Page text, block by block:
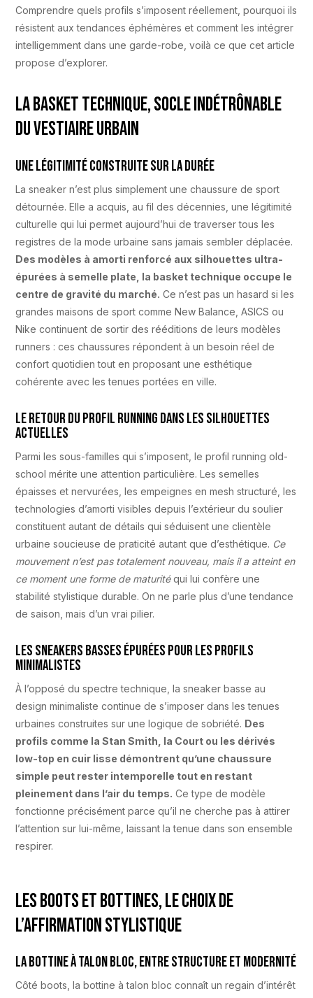
Comprendre quels profils s’imposent réellement, pourquoi ils
résistent aux tendances éphémères et comment les intégrer
intelligemment dans une garde-robe, voilà ce que cet article
propose d’explorer.
La basket technique, socle indétrônable
du vestiaire urbain
Une légitimité construite sur la durée
La sneaker n’est plus simplement une chaussure de sport
détournée. Elle a acquis, au fil des décennies, une légitimité
culturelle qui lui permet aujourd’hui de traverser tous les
registres de la mode urbaine sans jamais sembler déplacée.
Des modèles à amorti renforcé aux silhouettes ultra-
épurées à semelle plate, la basket technique occupe le
centre de gravité du marché. Ce n’est pas un hasard si les
grandes maisons de sport comme New Balance, ASICS ou
Nike continuent de sortir des rééditions de leurs modèles
runners : ces chaussures répondent à un besoin réel de
confort quotidien tout en proposant une esthétique
cohérente avec les tenues portées en ville.
Le retour du profil running dans les silhouettes
actuelles
Parmi les sous-familles qui s’imposent, le profil running old-
school mérite une attention particulière. Les semelles
épaisses et nervurées, les empeignes en mesh structuré, les
technologies d’amorti visibles depuis l’extérieur du soulier
constituent autant de détails qui séduisent une clientèle
urbaine soucieuse de praticité autant que d’esthétique. Ce
mouvement n’est pas totalement nouveau, mais il a atteint en
ce moment une forme de maturitéqui lui confère une
stabilité stylistique durable. On ne parle plus d’une tendance
de saison, mais d’un vrai pilier.
Les sneakers basses épurées pour les profils
minimalistes
À l’opposé du spectre technique, la sneaker basse au
design minimaliste continue de s’imposer dans les tenues
urbaines construites sur une logique de sobriété. Des
profils comme la Stan Smith, la Court ou les dérivés
low-top en cuir lisse démontrent qu’une chaussure
simple peut rester intemporelle tout en restant
pleinement dans l’air du temps. Ce type de modèle
fonctionne précisément parce qu’il ne cherche pas à attirer
l’attention sur lui-même, laissant la tenue dans son ensemble
respirer.
Les boots et bottines, le choix de
l’affirmation stylistique
La bottine à talon bloc, entre structure et modernité
Côté boots, la bottine à talon bloc connaît un regain d’intérêt